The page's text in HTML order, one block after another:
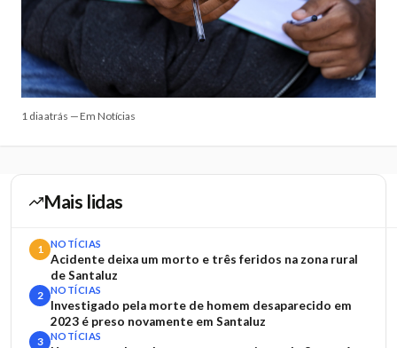
1 dia atrás — Em Notícias
Mais lidas
1 NOTÍCIAS
Acidente deixa um morto e três feridos na zona rural
de Santaluz
2 NOTÍCIAS
Investigado pela morte de homem desaparecido em
2023 é preso novamente em Santaluz
3 NOTÍCIAS